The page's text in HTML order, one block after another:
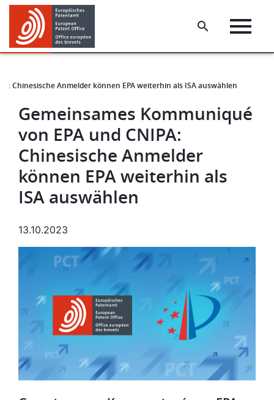
Skip
main
content
Skip
footer
Chinesische Anmelder können EPA weiterhin als ISA auswählen
Gemeinsames Kommuniqué
von EPA und CNIPA:
Chinesische Anmelder
können EPA weiterhin als
ISA auswählen
13.10.2023